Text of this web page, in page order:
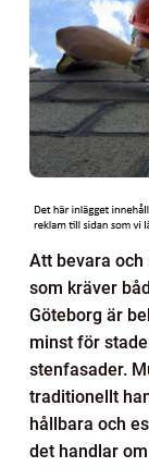
Att bevara
som kräver
Göteborg är
minst för
stenfasader.
traditionellt
hållbara och
det handlar